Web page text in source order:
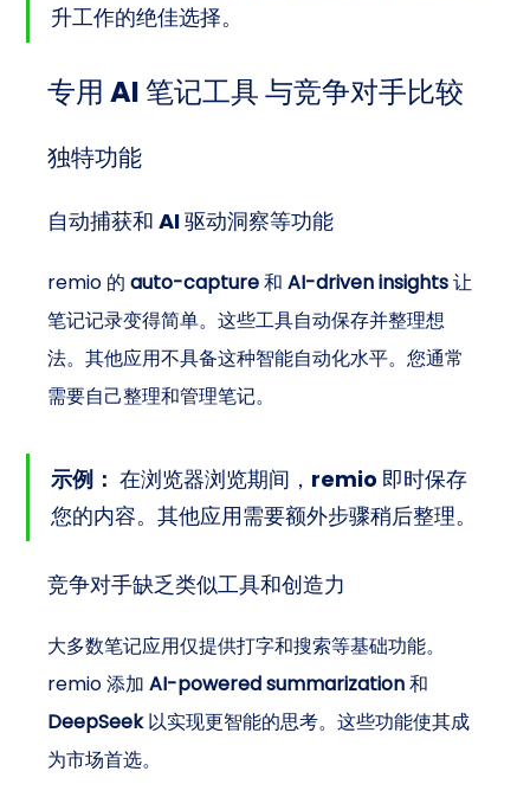
升工作的绝佳选择。
专用 AI 笔记工具 与竞争对手比较
独特功能
自动捕获和 AI 驱动洞察等功能
remio 的 auto-capture 和 AI-driven insights 让
笔记记录变得简单。这些工具自动保存并整理想
法。其他应用不具备这种智能自动化水平。您通常
需要自己整理和管理笔记。
示例： 在浏览器浏览期间，remio 即时保存
您的内容。其他应用需要额外步骤稍后整理。
竞争对手缺乏类似工具和创造力
大多数笔记应用仅提供打字和搜索等基础功能。
remio 添加 AI-powered summarization 和
DeepSeek 以实现更智能的思考。这些功能使其成
为市场首选。